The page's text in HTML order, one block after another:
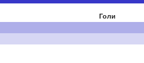
Голи